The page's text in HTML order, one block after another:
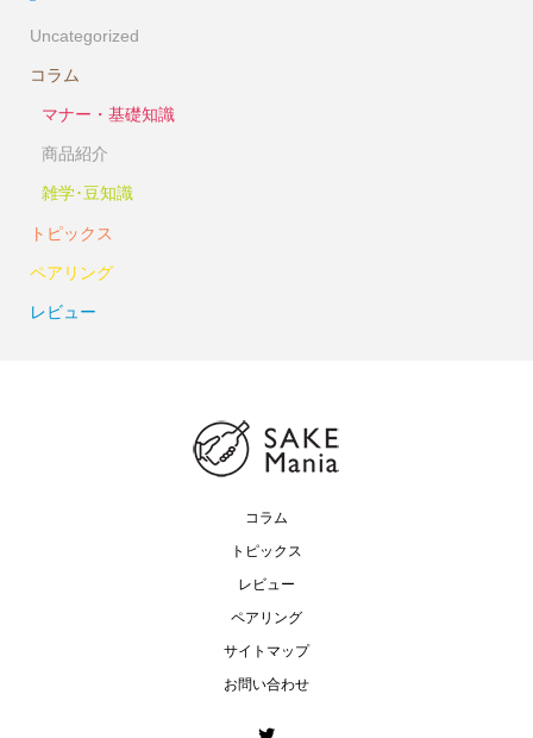
Uncategorized
コラム
マナー・基礎知識
商品紹介
雑学･豆知識
トピックス
ペアリング
レビュー
コラム
トピックス
レビュー
ペアリング
サイトマップ
お問い合わせ